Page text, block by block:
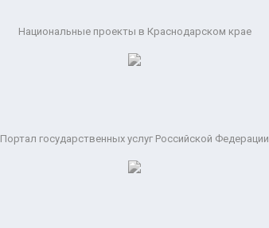
Национальные проекты в Краснодарском крае
Портал государственных услуг Российской Федерации